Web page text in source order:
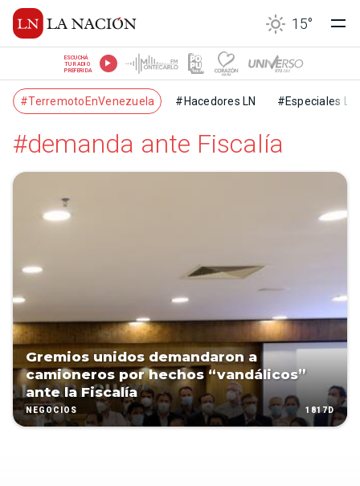
15°
ESCUCHÁ
TU RADIO
PREFERIDA
#TerremotoEnVenezuela #Hacedores LN #Especiales LN
#demanda ante Fiscalía
Gremios unidos demandaron a
camioneros por hechos “vandálicos”
ante la Fiscalía
NEGOCIOS 1817D